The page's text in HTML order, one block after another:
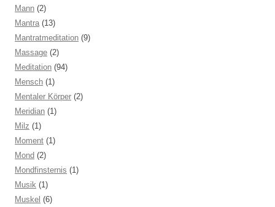
Mann (2)
Mantra (13)
Mantratmeditation (9)
Massage (2)
Meditation (94)
Mensch (1)
Mentaler Körper (2)
Meridian (1)
Milz (1)
Moment (1)
Mond (2)
Mondfinsternis (1)
Musik (1)
Muskel (6)